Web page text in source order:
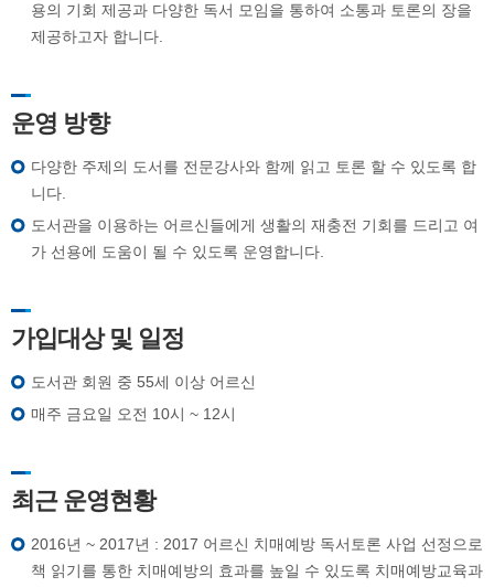
용의 기회 제공과 다양한 독서 모임을 통하여 소통과 토론의 장을
제공하고자 합니다.
운영 방향
다양한 주제의 도서를 전문강사와 함께 읽고 토론 할 수 있도록 합
니다.
도서관을 이용하는 어르신들에게 생활의 재충전 기회를 드리고 여
가 선용에 도움이 될 수 있도록 운영합니다.
가입대상 및 일정
도서관 회원 중 55세 이상 어르신
매주 금요일 오전 10시 ~ 12시
최근 운영현황
2016년 ~ 2017년 : 2017 어르신 치매예방 독서토론 사업 선정으로
책 읽기를 통한 치매예방의 효과를 높일 수 있도록 치매예방교육과